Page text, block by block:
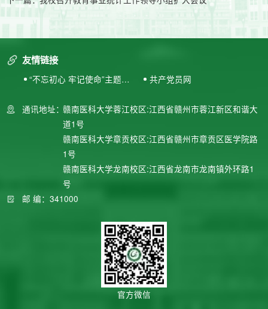
友情链接
“不忘初心 牢记使命”主题教
共产党员网
通讯地址：赣南医科大学蓉江校区:江西省赣州市蓉江新区和谐大
道1号
赣南医科大学章贡校区:江西省赣州市章贡区医学院路
1号
赣南医科大学龙南校区:江西省龙南市龙南镇外环路1
号
邮 编：341000
官方微信